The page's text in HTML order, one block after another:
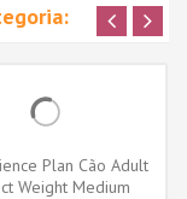
Plan Cão Adult
Weight Medium